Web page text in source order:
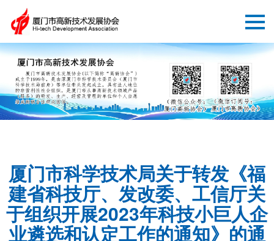
厦门市科学技术局关于转发《福
建省科技厅、发改委、工信厅关
于组织开展2023年科技小巨人企
业遴选和认定工作的通知》的通